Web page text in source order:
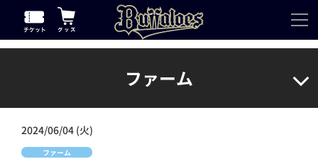
ファーム
2024/06/04 (火)
ファーム